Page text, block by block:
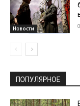
Новости
ПОПУЛЯРНОЕ